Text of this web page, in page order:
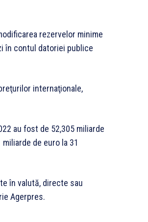
rezervelor minime
în contul datoriei publice
internaţionale,
au fost de 52,305 miliarde
de euro la 31
în valută, directe sau
Agerpres.